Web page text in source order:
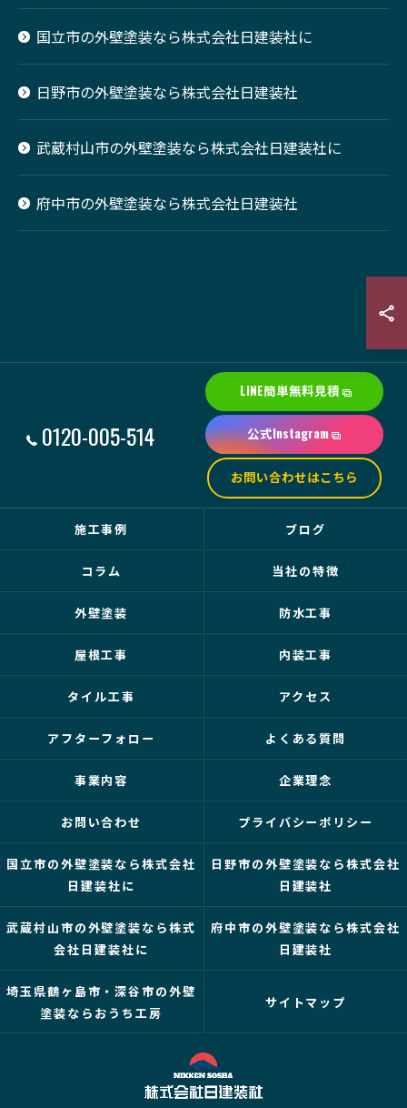
国立市の外壁塗装なら株式会社日建装社に
日野市の外壁塗装なら株式会社日建装社
武蔵村山市の外壁塗装なら株式会社日建装社に
府中市の外壁塗装なら株式会社日建装社
0120-005-514
LINE簡単無料見積
公式Instagram
お問い合わせはこちら
施工事例 ブログ
コラム 当社の特徴
外壁塗装 防水工事
屋根工事 内装工事
タイル工事 アクセス
アフターフォロー よくある質問
事業内容 企業理念
お問い合わせ プライバシーポリシー
国立市の外壁塗装なら株式会社
日建装社に
日野市の外壁塗装なら株式会社
日建装社
武蔵村山市の外壁塗装なら株式
会社日建装社に
府中市の外壁塗装なら株式会社
日建装社
埼玉県鶴ヶ島市・深谷市の外壁
塗装ならおうち工房
サイトマップ